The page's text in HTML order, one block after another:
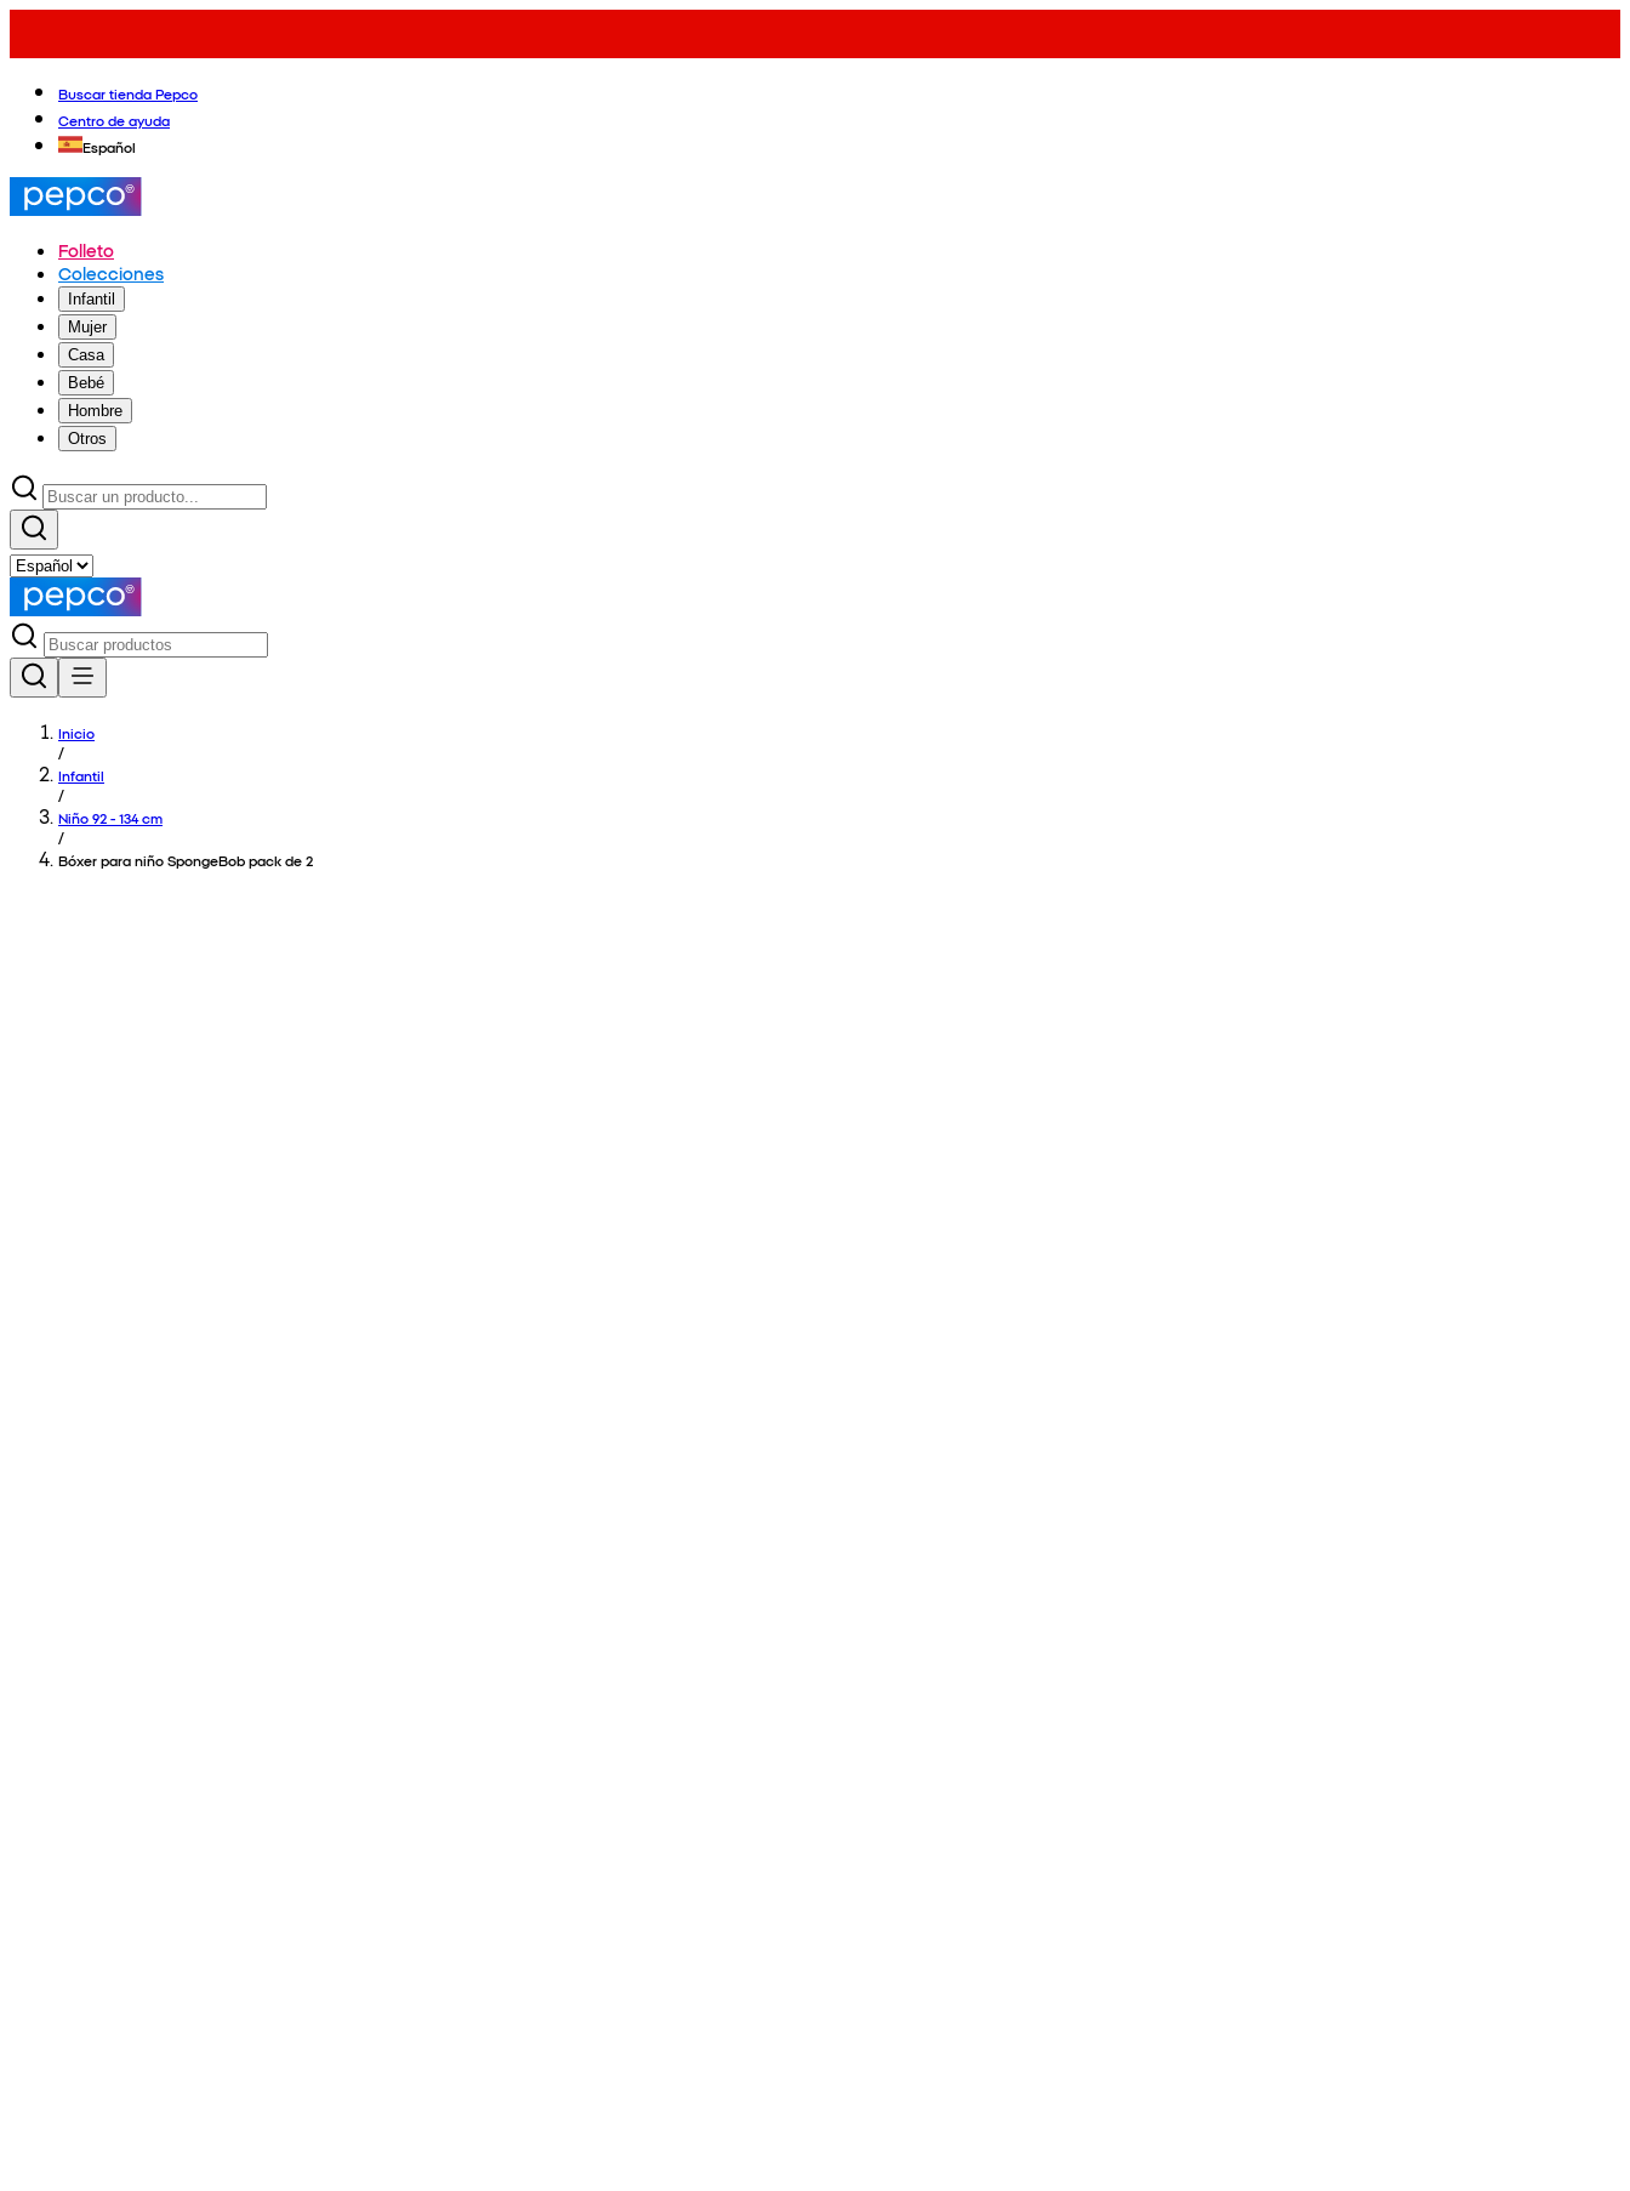
Buscar tienda Pepco
Centro de ayuda
Español
Folleto
Colecciones
Infantil
Mujer
Casa
Bebé
Hombre
Otros
Inicio
/
Infantil
/
Niño 92 - 134 cm
/
Bóxer para niño SpongeBob pack de 2